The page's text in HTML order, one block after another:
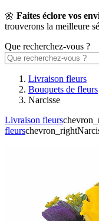
🌼 Faites éclore vos
trouverons la meilleure
Que recherchez-vous ?
Livraison fleurs
Bouquets de fleurs
Narcisse
Livraison fleurs
fleurschevron_right